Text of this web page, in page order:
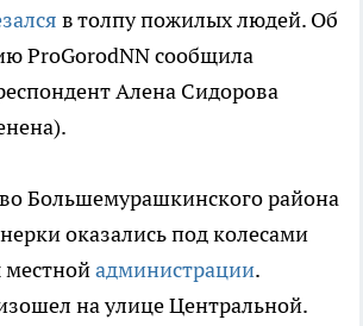
в толпу пожилых людей. Об
ProGorodNN сообщила
Алена Сидорова
Большемурашкинского района
оказались под колесами
администрации.
на улице Центральной.